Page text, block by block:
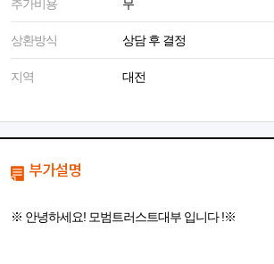
추가비용 무
상환방식 상담 후 결정
지역 대전
부가설명
※ 안녕하세요! 모범트러스트대부 입니다 !※